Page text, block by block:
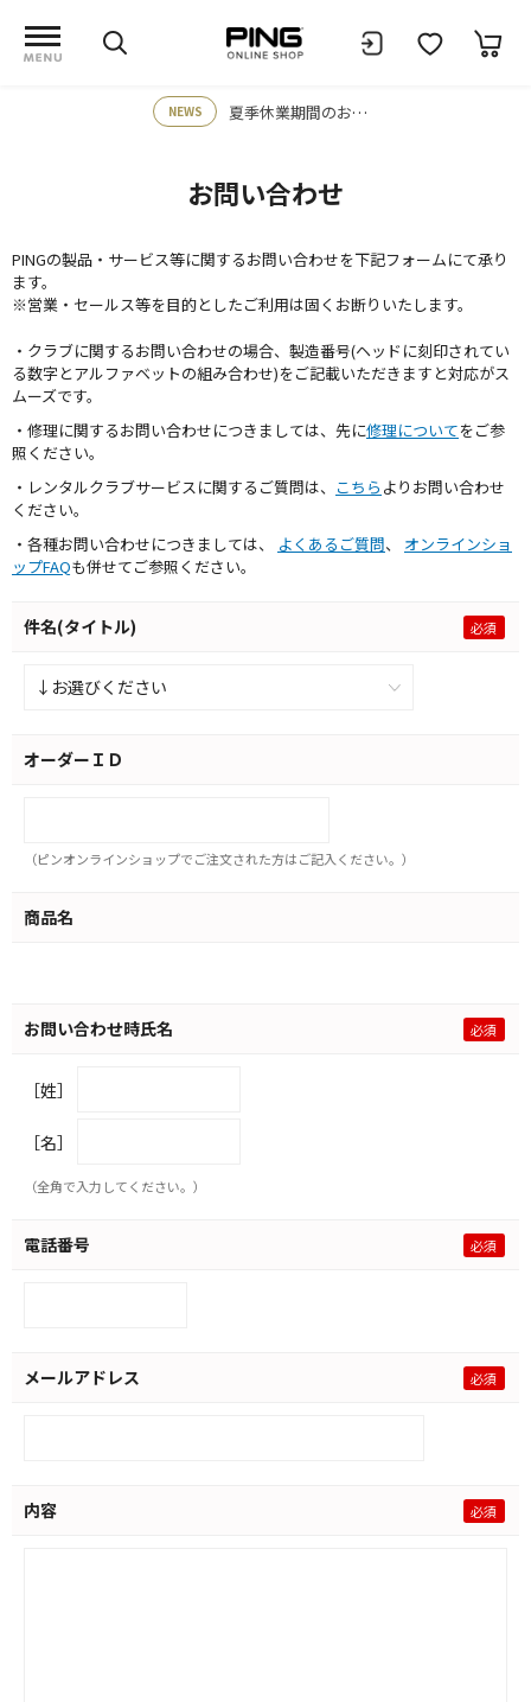
NEWS 夏季休業期間のお知らせ
お問い合わせ
PINGの製品・サービス等に関するお問い合わせを下記フォームにて承り
ます。
※営業・セールス等を目的としたご利用は固くお断りいたします。
・クラブに関するお問い合わせの場合、製造番号(ヘッドに刻印されてい
る数字とアルファベットの組み合わせ)をご記載いただきますと対応がス
ムーズです。
・修理に関するお問い合わせにつきましては、先に修理についてをご参
照ください。
・レンタルクラブサービスに関するご質問は、 こちら よりお問い合わせ
ください。
・各種お問い合わせにつきましては、
よくあるご質問、 オンラインショ
ップFAQも併せてご参照ください。
件名(タイトル)
オーダーＩＤ
（ピンオンラインショップでご注文された方はご記入ください。）
商品名
お問い合わせ時氏名
［姓］
［名］
（全角で入力してください。）
電話番号
メールアドレス
内容